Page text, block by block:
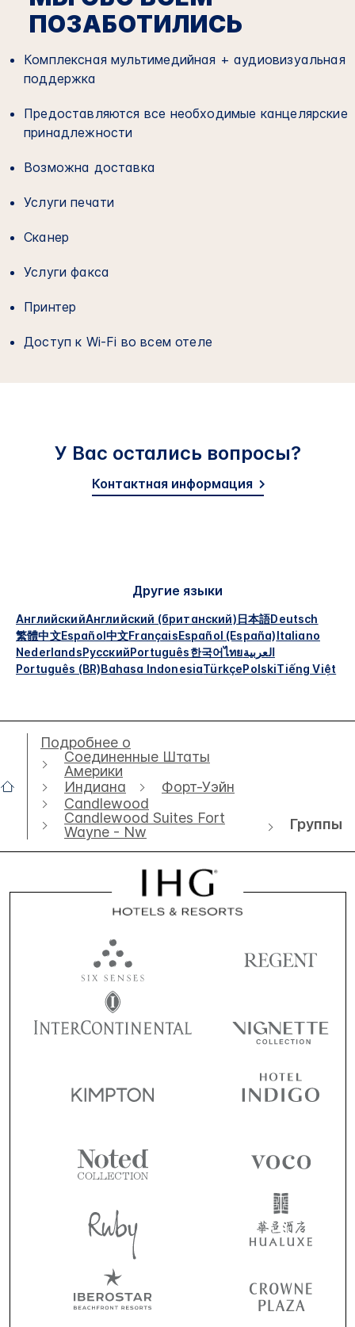
ПОЗАБОТИЛИСЬ
Комплексная мультимедийная + аудиовизуальная
поддержка
Предоставляются все необходимые канцелярские
принадлежности
Возможна доставка
Услуги печати
Сканер
Услуги факса
Принтер
Доступ к Wi-Fi во всем отеле
У Вас остались вопросы?
Контактная информация
Другие языки
АнглийскийАнглийский (британский)日本語Deutsch
繁體中文Español中文FrançaisEspañol (España)Italiano
NederlandsРусскийPortuguês한국어ไทยالعربية
Português (BR)Bahasa IndonesiaTürkçePolskiTiếng Việt
Подробнее о
Соединенные Штаты
Америки
Индиана
Форт-Уэйн
Candlewood
Candlewood Suites Fort
Wayne - Nw
Группы